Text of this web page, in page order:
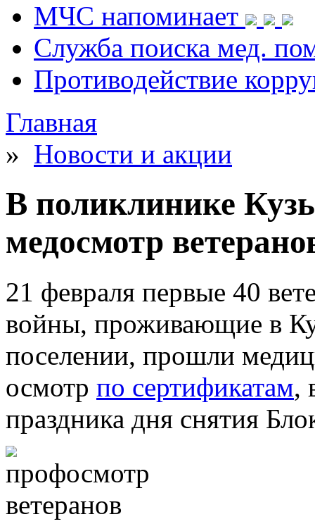
МЧС напоминает
Служба поиска мед.
Противодействие
Главная
» Новости и акции
В поликлинике
медосмотр
21 февраля первые 40
войны, проживающие в
поселении, прошли
осмотр по сертификатам,
праздника дня снятия